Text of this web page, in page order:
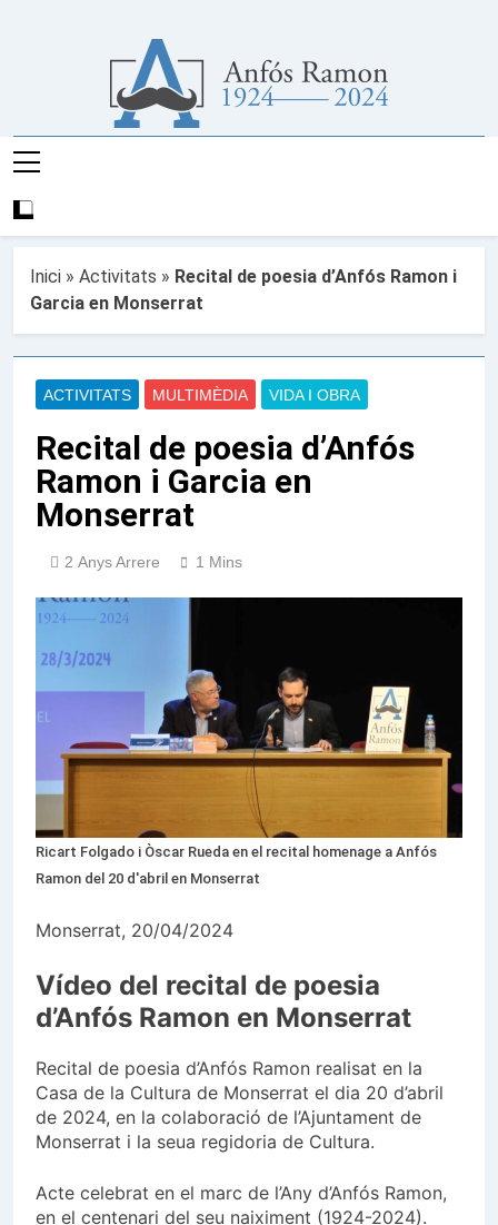
Inici » Activitats » Recital de poesia d’Anfós Ramon i
Garcia en Monserrat
ACTIVITATS MULTIMÈDIA VIDA I OBRA
Recital de poesia d’Anfós
Ramon i Garcia en
Monserrat
2 Anys Arrere 1 Mins
Ricart Folgado i Òscar Rueda en el recital homenage a Anfós
Ramon del 20 d'abril en Monserrat
Monserrat, 20/04/2024
Vídeo del recital de poesia
d’Anfós Ramon en Monserrat
Recital de poesia d’Anfós Ramon realisat en la
Casa de la Cultura de Monserrat el dia 20 d’abril
de 2024, en la colaboració de l’Ajuntament de
Monserrat i la seua regidoria de Cultura.
Acte celebrat en el marc de l’Any d’Anfós Ramon,
en el centenari del seu naiximent (1924-2024).